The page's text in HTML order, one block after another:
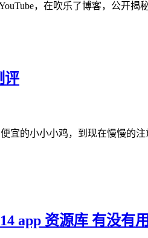
，在吹乐了博客，公开揭
评
宜的小小小鸡，到现在慢慢的
app 资源库 有没有